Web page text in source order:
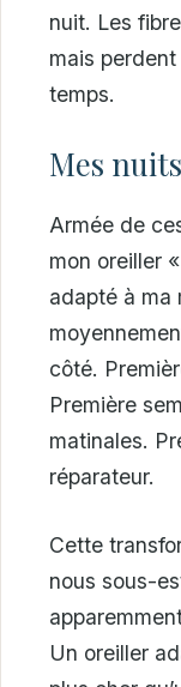
nuit. Les
mais
temps.
Mes
Armée de
mon oreiller
adapté à ma
côté.
Première
matinales.
réparateur.
Cette
nous sous-
Un oreiller